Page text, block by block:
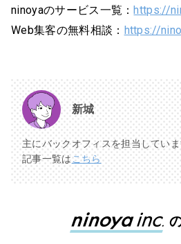
ninoyaのサービス一覧：https://
Web集客の無料相談： https://
新城
主にバックオフィスを担当してい
記事一覧はこちら